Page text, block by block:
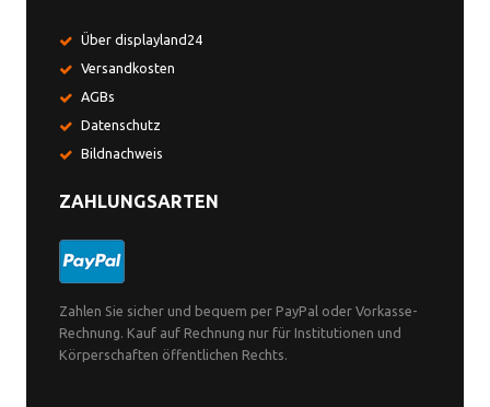
Über displayland24
Versandkosten
AGBs
Datenschutz
Bildnachweis
ZAHLUNGSARTEN
Zahlen Sie sicher und bequem per PayPal oder Vorkasse-
Rechnung. Kauf auf Rechnung nur für Institutionen und
Körperschaften öffentlichen Rechts.